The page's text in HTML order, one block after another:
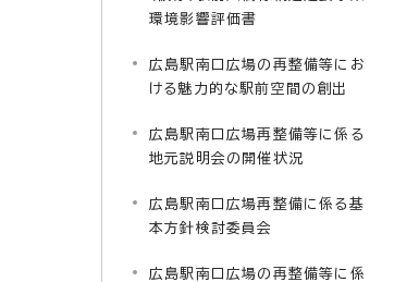
環境影響評価書
広島駅南口広場の再整備等にお
ける魅力的な駅前空間の創出
広島駅南口広場再整備等に係る
地元説明会の開催状況
広島駅南口広場再整備に係る基
本方針検討委員会
広島駅南口広場の再整備等に係